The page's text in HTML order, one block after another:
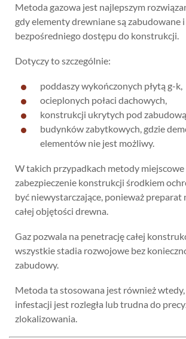
Metoda gazowa jest najlepszym
gdy elementy drewniane są zabudowane
bezpośredniego dostępu do konstrukcji.
Dotyczy to szczególnie:
poddaszy wykończonych płytą g-k,
ocieplonych połaci dachowych,
konstrukcji ukrytych pod
budynków zabytkowych, gdzie
elementów nie jest możliwy.
W takich przypadkach metody
zabezpieczenie konstrukcji środkiem
być niewystarczające, ponieważ preparat
całej objętości drewna.
Gaz pozwala na penetrację całej
wszystkie stadia rozwojowe bez
zabudowy.
Metoda ta stosowana jest również wtedy,
infestacji jest rozległa lub trudna do
zlokalizowania.